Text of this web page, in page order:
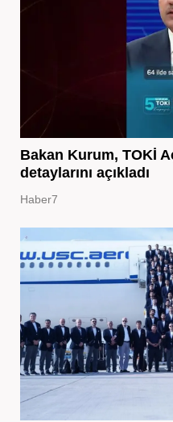
Bakan Kurum, TOKİ
detaylarını açıkladı
Haber7